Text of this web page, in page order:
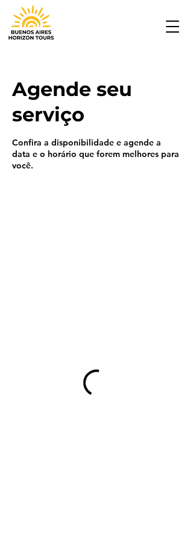
Agende seu
serviço
Confira a disponibilidade e agende a
data e o horário que forem melhores para
você.